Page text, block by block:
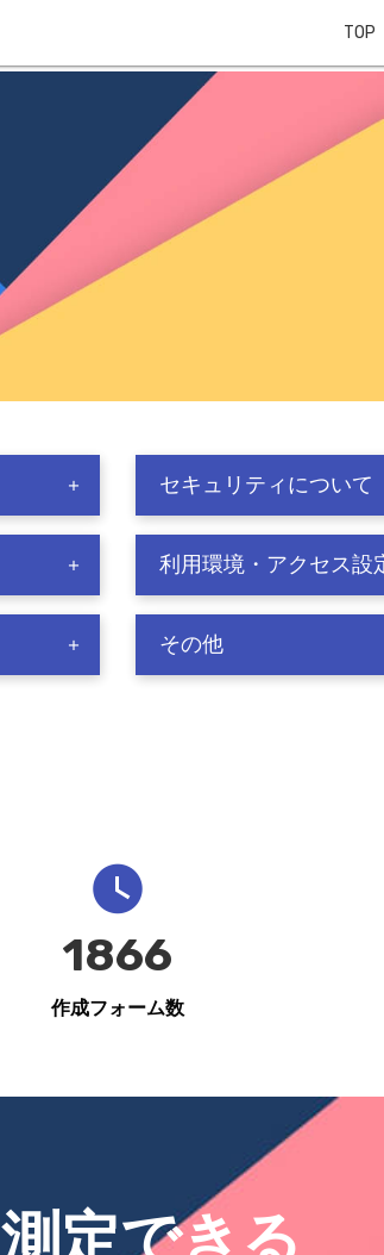
TOP
セキュリティについて
利用環境・アクセス設
その他
1866
作成フォーム数
定できる